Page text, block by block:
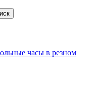
часы в резном